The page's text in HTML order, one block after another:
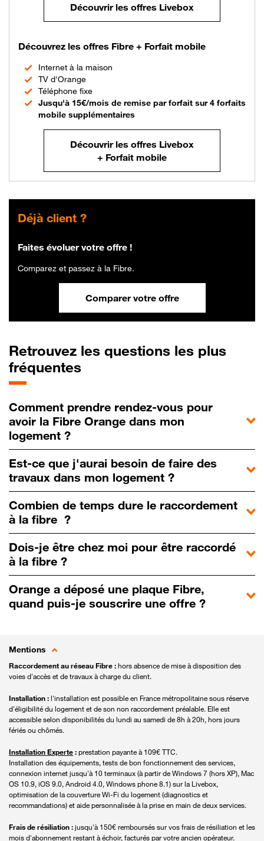
Découvrir les offres Livebox
Découvrez les offres Fibre + Forfait mobile
Internet à la maison
TV d'Orange
Téléphone fixe
Jusqu'à 15€/mois de remise par forfait sur 4 forfaits
mobile supplémentaires
Découvrir les offres Livebox
+ Forfait mobile
Déjà client ?
Faites évoluer votre offre !
Comparez et passez à la Fibre.
Comparer votre offre
Retrouvez les questions les plus
fréquentes
Comment prendre rendez-vous pour
avoir la Fibre Orange dans mon
logement ?
Est-ce que j'aurai besoin de faire des
travaux dans mon logement ?
Combien de temps dure le raccordement
à la fibre ?
Dois-je être chez moi pour être raccordé
à la fibre ?
Orange a déposé une plaque Fibre,
quand puis-je souscrire une offre ?
Mentions
Raccordement au réseau Fibre :hors absence de mise à disposition des
voies d'accès et de travaux à charge du client.
Installation :l'installation est possible en France métropolitaine sous réserve
d'éligibilité du logement et de son non raccordement préalable. Elle est
accessible selon disponibilités du lundi au samedi de 8h à 20h, hors jours
fériés ou chômés.
Installation Experte:prestation payante à 109€ TTC.
Installation des équipements, tests de bon fonctionnement des services,
connexion internet jusqu'à 10 terminaux (à partir de Windows 7 (hors XP), Mac
OS 10.9, iOS 9.0, Android 4.0, Windows phone 8.1) sur la Livebox,
optimisation de la couverture Wi-Fi du logement (diagnostics et
recommandations) et aide personnalisée à la prise en main de deux services.
Frais de résiliation :jusqu'à 150€ remboursés sur vos frais de résiliation et les
mois d'abonnement restant à échoir, facturés par votre ancien opérateur.